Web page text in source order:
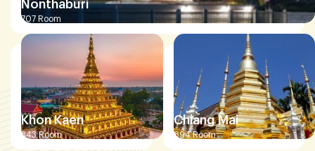
707 Room
Khon Kaen
343 Room
Chiang Mai
894 Room